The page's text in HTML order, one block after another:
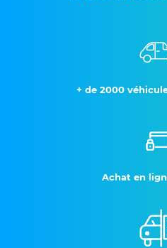
+ de 2000
Achat en